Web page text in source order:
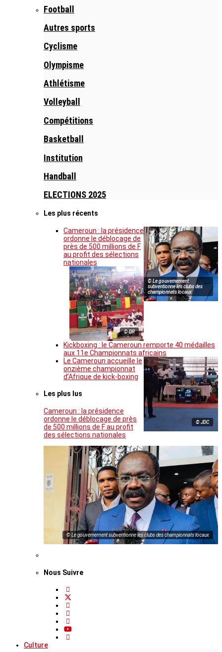
Football
Autres sports
Cyclisme
Olympisme
Athlétisme
Volleyball
Compétitions
Basketball
Institution
Handball
ELECTIONS 2025
Les plus récents
© Le gouvernement
subventionne les clubs des
championnats locaux
Cameroun : la présidence
ordonne le déblocage de
près de 500 millions de F
au profit des sélections
nationales
© DR
Kickboxing : le Cameroun remporte 40 médailles
aux 11e Championnats africains
© JDC
Le Cameroun accueille le
onzième championnat
d’Afrique de kick-boxing
Les plus lus
Cameroun : la présidence
ordonne le déblocage de près
de 500 millions de F au profit
des sélections nationales
© Le gouvernement subventionne les clubs des championnats locaux
Nous Suivre
Culture